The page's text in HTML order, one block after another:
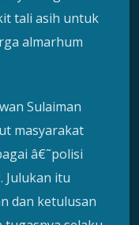
tali asih untuk
almarhum
Sulaiman
masyarakat
â€˜polisi
Julukan itu
dan ketulusan